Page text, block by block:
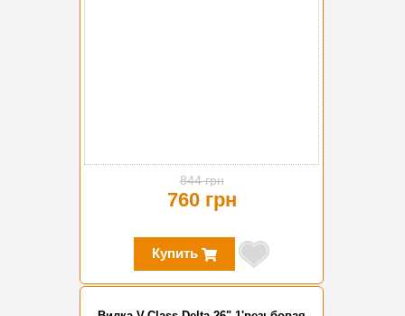
844 грн
760 грн
Купить